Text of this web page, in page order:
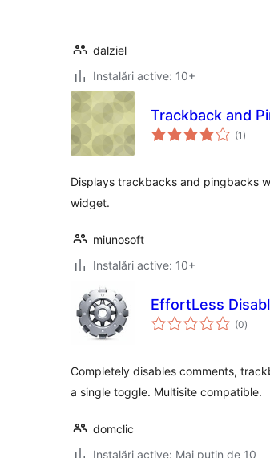
dalziel
Instalări active: 10+
Trackback and
(1 total
)
Displays trackbacks and pingbacks
widget.
miunosoft
Instalări active: 10+
EffortLess
(0total
)
Completely disables comments,
a single toggle. Multisite compatible.
domclic
Instalări active: Mai puțin de 10